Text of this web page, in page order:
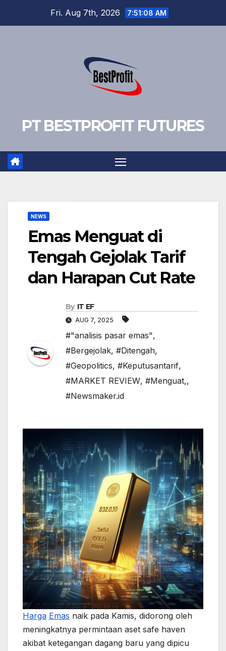
Fri. Aug 7th, 2026 7:51:08 AM
PT BESTPROFIT FUTURES
NEWS
Emas Menguat di
Tengah Gejolak Tarif
dan Harapan Cut Rate
By IT EF
AUG 7, 2025
#"analisis pasar emas",
#Bergejolak, #Ditengah,
#Geopolitics, #Keputusantarif,
#MARKET REVIEW, #Menguat,,
#Newsmaker.id
Harga Emas naik pada Kamis, didorong oleh
meningkatnya permintaan aset safe haven
akibat ketegangan dagang baru yang dipicu